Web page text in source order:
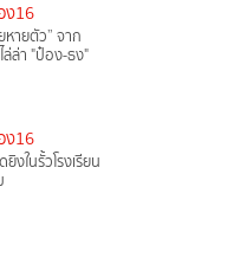
ง16
หายตัว” จาก
ล่า "ป๋อง-ธง"
ง16
งในรั้วโรงเรียน